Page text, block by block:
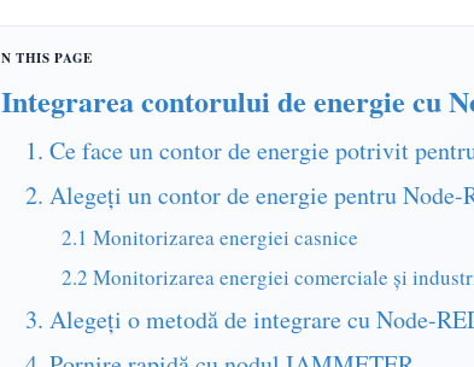
Integrarea contorului de energie cu
1. Ce face un contor de energie potrivit
2. Alegeți un contor de energie pentru Node-
2.1 Monitorizarea energiei casnice
2.2 Monitorizarea energiei comerciale și
3. Alegeți o metodă de integrare cu Node-